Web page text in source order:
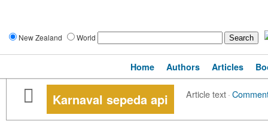
New Zealand World
Home Authors Articles
Karnaval sepeda api Article text·